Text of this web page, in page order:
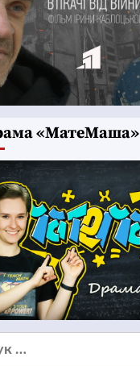
«МатеМаша»